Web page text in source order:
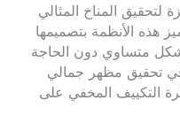
لتحقيق المناخ المثالي
هذه الأنظمة بتصميمها
بشكل متساوي دون الحاجة
تحقيق مظهر جمالي
التكييف المخفي على